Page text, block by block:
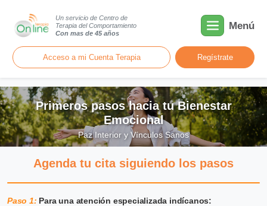
Un servicio de Centro de
Terapia del Comportamiento
Con mas de 45 años
Menú
Acceso a mi Cuenta Terapia Regístrate
Primeros pasos hacia tu Bienestar
Emocional
Paz Interior y Vínculos Sanos
Agenda tu cita siguiendo los pasos
Paso 1: Para una atención especializada indícanos: